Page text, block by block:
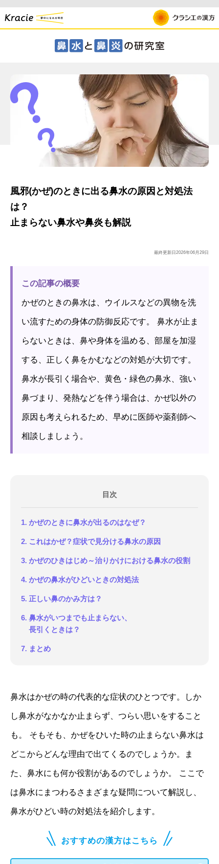
風邪(かぜ)のときに出る鼻水の原因と対処法
は？
止まらない鼻水や鼻炎も解説
最終更新日 2026年06月29日
この記事の概要
かぜのときの鼻水は、ウイルスなどの異物を洗
い流すための身体の防御反応です。 鼻水が止ま
らないときは、鼻や身体を温める、部屋を加湿
する、正しく鼻をかむなどの対処が大切です。
鼻水が長引く場合や、黄色・緑色の鼻水、強い
鼻づまり、発熱などを伴う場合は、かぜ以外の
原因も考えられるため、早めに医師や薬剤師へ
相談しましょう。
目次
1. かぜのときに鼻水が出るのはなぜ？
2. これはかぜ？症状で見分ける鼻水の原因
3. かぜのひきはじめ～治りかけにおける鼻水の役割
4. かぜの鼻水がひどいときの対処法
5. 正しい鼻のかみ方は？
6. 鼻水がいつまでも止まらない、
長引くときは？
7. まとめ
鼻水はかぜの時の代表的な症状のひとつです。しか
し鼻水がなかなか止まらず、つらい思いをすること
も。 そもそも、かぜをひいた時の止まらない鼻水は
どこからどんな理由で出てくるのでしょうか。ま
た、鼻水にも何か役割があるのでしょうか。 ここで
は鼻水にまつわるさまざまな疑問について解説し、
鼻水がひどい時の対処法を紹介します。
おすすめの漢方はこちら